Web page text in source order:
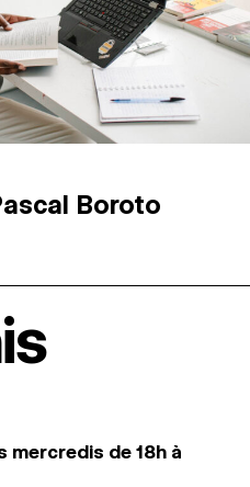
Boroto
de 18h à